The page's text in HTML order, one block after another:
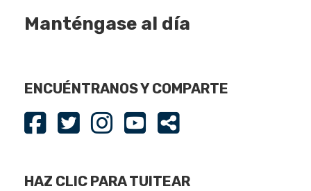
Manténgase al día
ENCUÉNTRANOS Y COMPARTE
HAZ CLIC PARA TUITEAR